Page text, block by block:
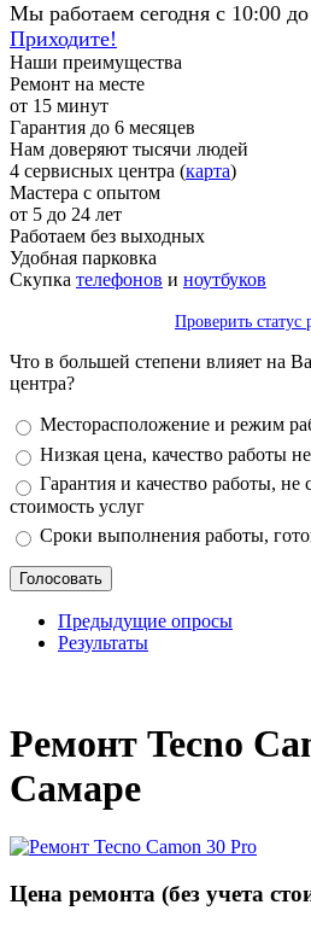
Мы работаем сегодня с 10:00
Приходите!
Наши преимущества
Ремонт на месте
от 15 минут
Гарантия до 6 месяцев
Нам доверяют тысячи людей
4 сервисных центра (карта)
Мастера с опытом
от 5 до 24 лет
Работаем без выходных
Удобная парковка
Скупка телефонов и ноутбуков
Проверить статус
Что в большей степени влияет на
центра?
Варианты
Месторасположение и режим
Низкая цена, качество работы
Гарантия и качество работы,
стоимость услуг
Сроки выполнения работы,
Предыдущие опросы
Результаты
Ремонт Tecno
Самаре
Цена ремонта (без учета